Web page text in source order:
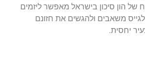
הון סיכון בישראל מאפשר ליזמים
לגייס משאבים ולהגשים את חזונם
יחסית.